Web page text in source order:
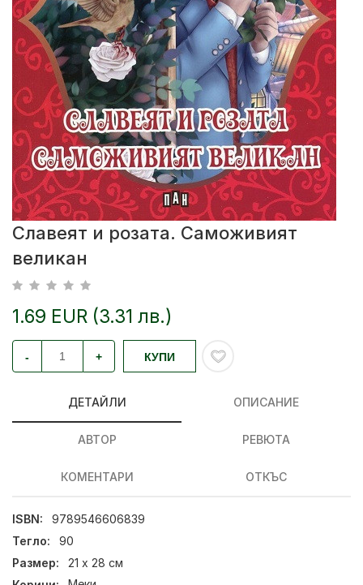
Славеят и розата. Саможивият
великан
1.69 EUR (3.31 лв.)
- + КУПИ
ДЕТАЙЛИ ОПИСАНИЕ
АВТОР РЕВЮТА
КОМЕНТАРИ ОТКЪС
ISBN:
9789546606839
Тегло:
90
Размер:
21 х 28 см